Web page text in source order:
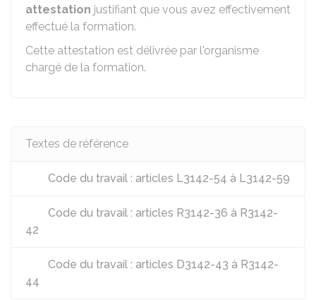
attestation justifiant que vous avez effectivement
effectué la formation.
Cette attestation est délivrée par l'organisme
chargé de la formation.
Textes de référence
Code du travail : articles L3142-54 à L3142-59
Code du travail : articles R3142-36 à R3142-
42
Code du travail : articles D3142-43 à R3142-
44